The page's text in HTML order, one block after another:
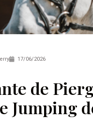
17/06/2026
de
Jumping